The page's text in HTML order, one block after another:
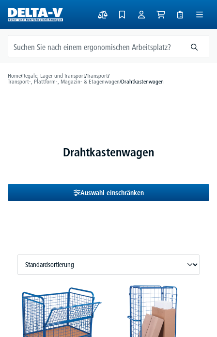
springen
Home/Regale, Lager und Transport/Transport/
Transport-, Plattform-, Magazin- & Etagenwagen/Drahtkastenwagen
Drahtkastenwagen
Auswahl einschränken